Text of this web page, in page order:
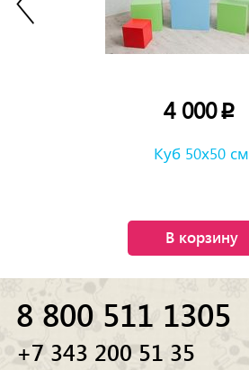
4 000p
Куб 50х50 см
В корзину
8 800 511 1305
+7 343 200 51 35